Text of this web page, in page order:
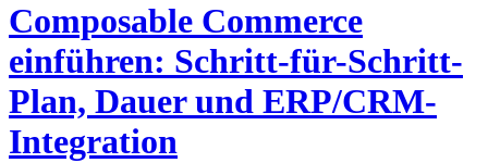
Composable Commerce
einführen: Schritt-für-Schritt-
Plan, Dauer und ERP/CRM-
Integration